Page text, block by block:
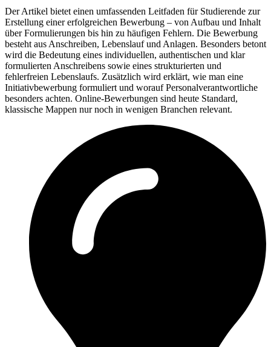
Der Artikel bietet einen umfassenden Leitfaden für Studierende zur
Erstellung einer erfolgreichen Bewerbung – von Aufbau und Inhalt
über Formulierungen bis hin zu häufigen Fehlern. Die Bewerbung
besteht aus Anschreiben, Lebenslauf und Anlagen. Besonders betont
wird die Bedeutung eines individuellen, authentischen und klar
formulierten Anschreibens sowie eines strukturierten und
fehlerfreien Lebenslaufs. Zusätzlich wird erklärt, wie man eine
Initiativbewerbung formuliert und worauf Personalverantwortliche
besonders achten. Online-Bewerbungen sind heute Standard,
klassische Mappen nur noch in wenigen Branchen relevant.